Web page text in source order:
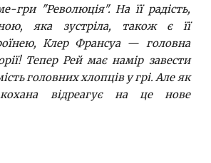
гри "Революція". На її радість,
яка зустріла, також є її
Клер Франсуа — головна
Тепер Рей має намір завести
головних хлопців у грі. Але як
відреагує на це нове